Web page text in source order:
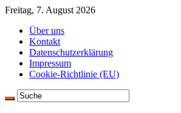
Freitag, 7. August 2026
Über uns
Kontakt
Datenschutzerklärung
Impressum
Cookie-Richtlinie (EU)